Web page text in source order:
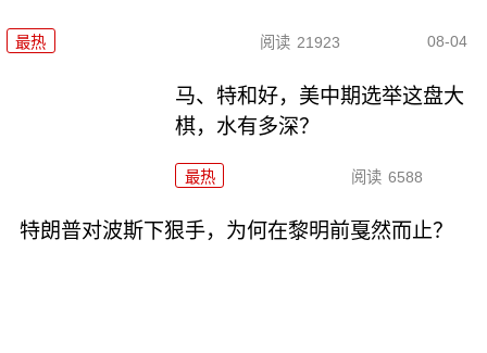
最热 阅读 21923 08-04
马、特和好，美中期选举这盘大
棋，水有多深？
最热 阅读 6588
特朗普对波斯下狠手，为何在黎明前戛然而止？